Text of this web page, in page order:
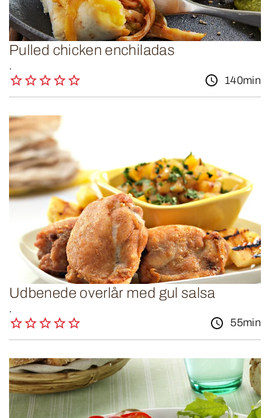
Pulled chicken enchiladas
.
140min
Udbenede overlår med gul salsa
.
55min